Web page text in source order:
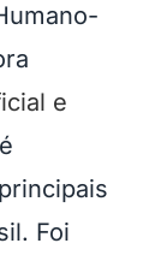
e
Foi